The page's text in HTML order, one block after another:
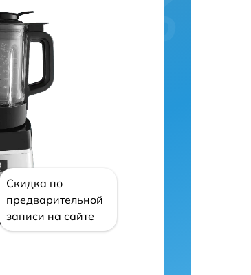
Скидка по
предварительной
записи на сайте